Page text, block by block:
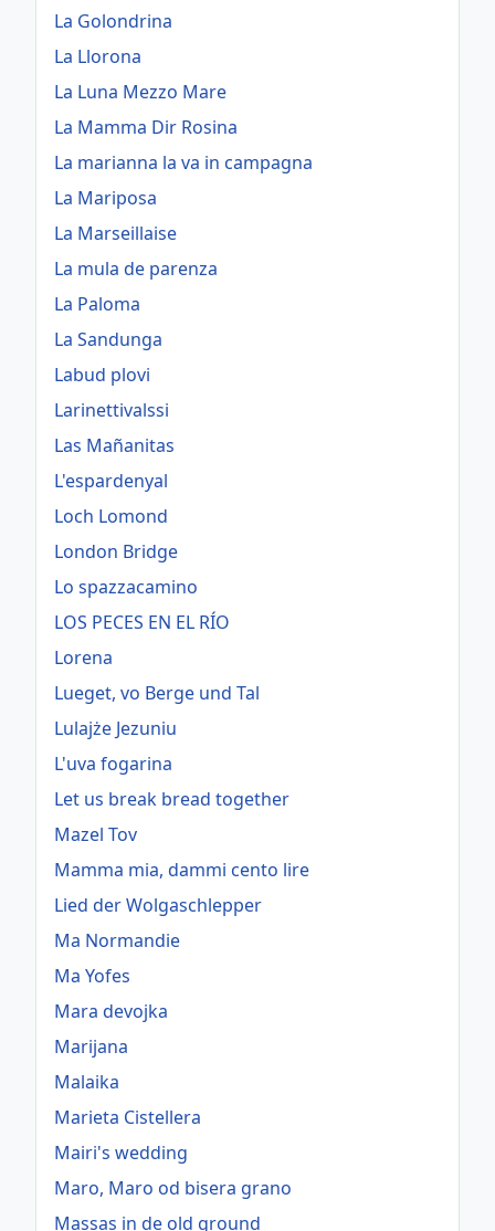
La Golondrina
La Llorona
La Luna Mezzo Mare
La Mamma Dir Rosina
La marianna la va in campagna
La Mariposa
La Marseillaise
La mula de parenza
La Paloma
La Sandunga
Labud plovi
Larinettivalssi
Las Mañanitas
L'espardenyal
Loch Lomond
London Bridge
Lo spazzacamino
LOS PECES EN EL RÍO
Lorena
Lueget, vo Berge und Tal
Lulajże Jezuniu
L'uva fogarina
Let us break bread together
Mazel Tov
Mamma mia, dammi cento lire
Lied der Wolgaschlepper
Ma Normandie
Ma Yofes
Mara devojka
Marijana
Malaika
Marieta Cistellera
Mairi's wedding
Maro, Maro od bisera grano
Massas in de old ground